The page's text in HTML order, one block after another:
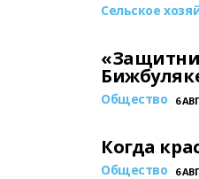
Сельское
Общество 6
Когда
Общество 6